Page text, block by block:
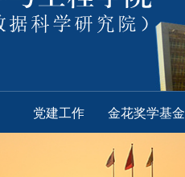
党建工作 金花奖学基金